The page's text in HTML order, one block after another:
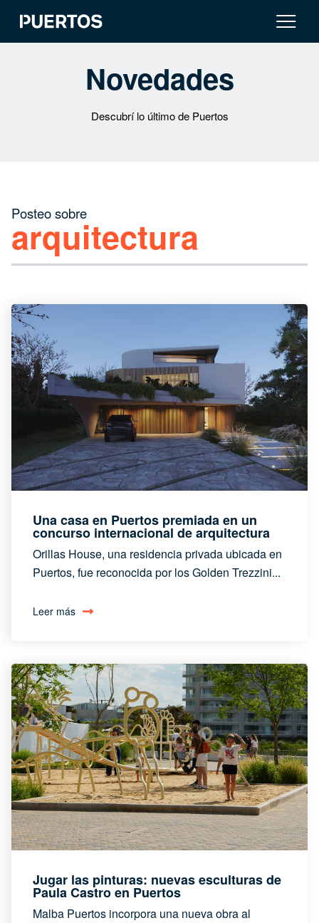
Novedades
Descubrí lo último de Puertos
Posteo sobre
arquitectura
Una casa en Puertos premiada en un
concurso internacional de arquitectura
Orillas House, una residencia privada ubicada en
Puertos, fue reconocida por los Golden Trezzini...
Leer más
Jugar las pinturas: nuevas esculturas de
Paula Castro en Puertos
Malba Puertos incorpora una nueva obra al